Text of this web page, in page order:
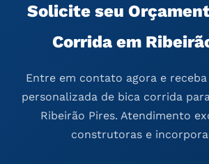
Solicite seu
Corrida em
Entre em contato agora e
personalizada de bica corrida
Ribeirão Pires. Atendimento
construtoras e